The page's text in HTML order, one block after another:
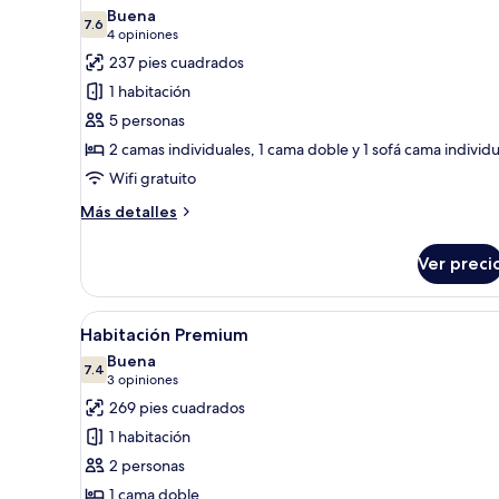
las
fotos
de
Habitación
(Quintuple)
7.67.6 de 10
Buena
4 opiniones
(4
opiniones)
237 pies cuadrados
1 habitación
5 personas
2 camas individuales, 1 cama doble y 1 sofá cama
Wifi gratuito
Más detalles
Más
(Quintuple)
Ver
Abrir
todas
las
fotos
de
Habitación
Premium
Edredón, escritorio,
5
Habitación Premium
7.47.4 de 10
Buena
3 opiniones
(3
opiniones)
269 pies cuadrados
1 habitación
2 personas
1 cama doble